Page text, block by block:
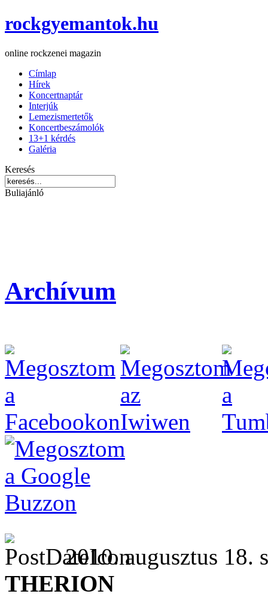
rockgyemantok.hu
online rockzenei magazin
Címlap
Hírek
Koncertnaptár
Interjúk
Lemezismertetők
Koncertbeszámolók
13+1 kérdés
Galéria
Keresés
Buliajánló
Archívum
2010. augusztus 18.
THERION